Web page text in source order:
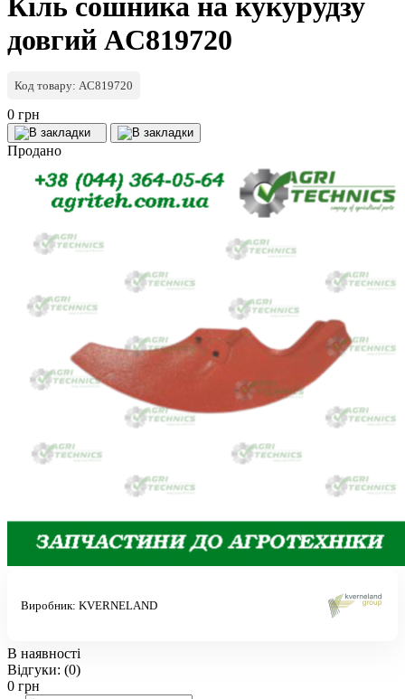
Кіль сошника на кукурудзу
довгий AC819720
Код товару: AC819720
0 грн
Продано
Виробник: KVERNELAND
В наявності
Відгуки: (0)
0 грн